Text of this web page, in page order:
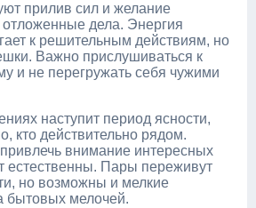
прилив сил и желание
дела. Энергия
к решительным действиям, но
Важно прислушиваться к
и не перегружать себя чужими
наступит период ясности,
кто действительно рядом.
внимание интересных
естественны. Пары переживут
но возможны и мелкие
бытовых мелочей.